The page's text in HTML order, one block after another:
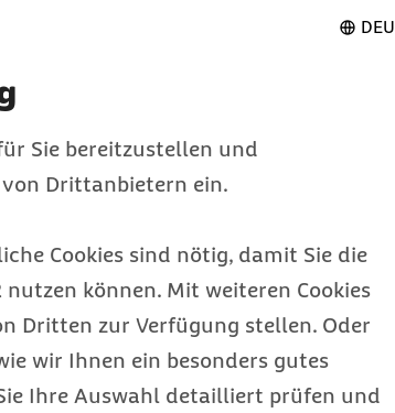
DEU
Sie bereitzustellen und
von Drittanbietern ein.
Cookies sind nötig, damit Sie die
können. Mit weiteren Cookies
Dritten zur Verfügung stellen. Oder
wir Ihnen ein besonders gutes
Ihre Auswahl detailliert prüfen und
Stress reduzieren
Kategorie
Gesunde Arbeit